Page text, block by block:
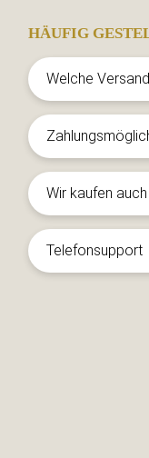
HÄUFIG
Welche
Wir kaufen
Telefonsupport